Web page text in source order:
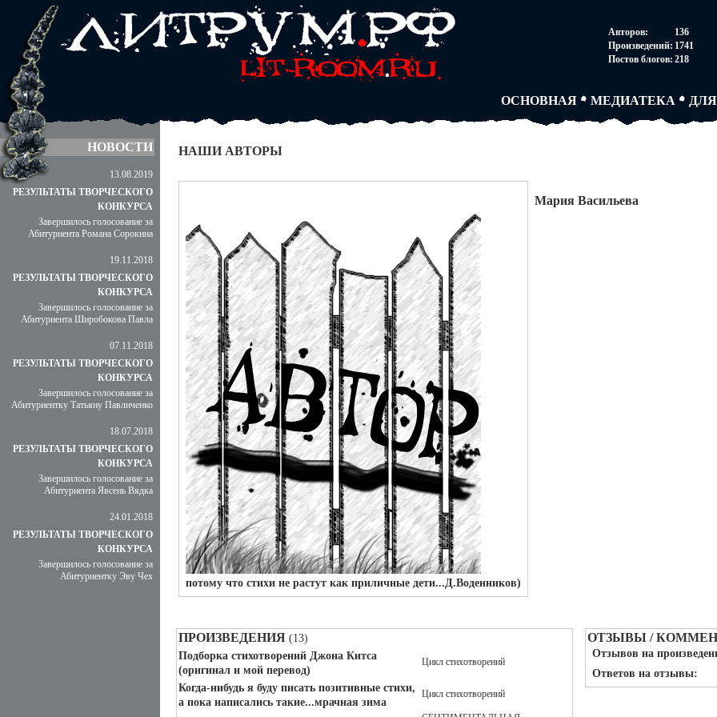
Авторов:
136
Произведений: 1741
Постов блогов: 218
ОСНОВНАЯ МЕДИАТЕКА
ПАРТНЕРСТВО
ТВОРЧЕСКИЕ ГРУППЫ
НОВОСТИ
13.08.2019
РЕЗУЛЬТАТЫ ТВОРЧЕСКОГО
КОНКУРСА
Завершилось голосование за
Абитуриента Романа Сорокина
19.11.2018
РЕЗУЛЬТАТЫ ТВОРЧЕСКОГО
КОНКУРСА
Завершилось голосование за
Абитуриента Широбокова Павла
07.11.2018
РЕЗУЛЬТАТЫ ТВОРЧЕСКОГО
КОНКУРСА
Завершилось голосование за
Абитуриентку Татьяну Павличенко
18.07.2018
РЕЗУЛЬТАТЫ ТВОРЧЕСКОГО
КОНКУРСА
Завершилось голосование за
Абитуриента Явсень Вядка
24.01.2018
РЕЗУЛЬТАТЫ ТВОРЧЕСКОГО
КОНКУРСА
Завершилось голосование за
Абитуриентку Эву Чех
НАШИ АВТОРЫ
потому что стихи не растут как приличные дети...Д.Воденников)
Мария Васильева
ПРОИЗВЕДЕНИЯ (13)
Подборка стихотворений Джона Китса
(оригинал и мой перевод)
Цикл стихотворений
Когда-нибудь я буду писать позитивные стихи,
а пока написались такие...мрачная зима
Цикл стихотворений
ОТЗЫВЫ /
Отзывов на
Ответов на отзывы: